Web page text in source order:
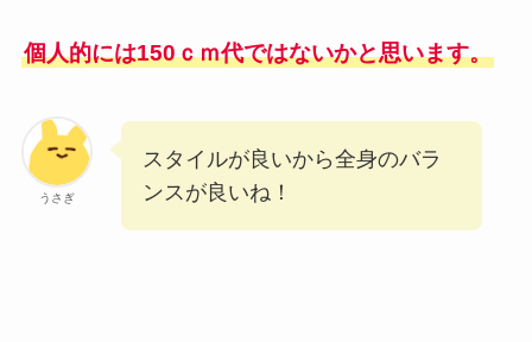
個人的には150ｃｍ代ではないかと思います。
うさぎ
スタイルが良いから全身のバラ
ンスが良いね！